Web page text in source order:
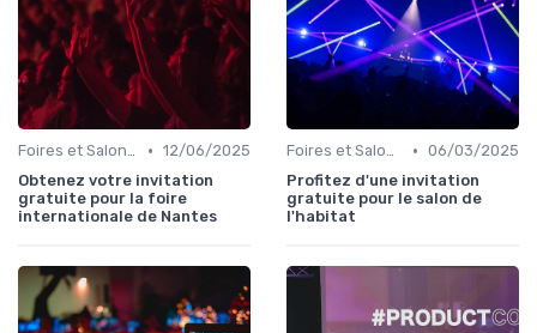
Foires et Salons Grand Public • 12/06/2025
Obtenez votre invitation
gratuite pour la foire
internationale de Nantes
Foires et Salons Grand Public • 06/03/2025
Profitez d'une invitation
gratuite pour le salon de
l'habitat